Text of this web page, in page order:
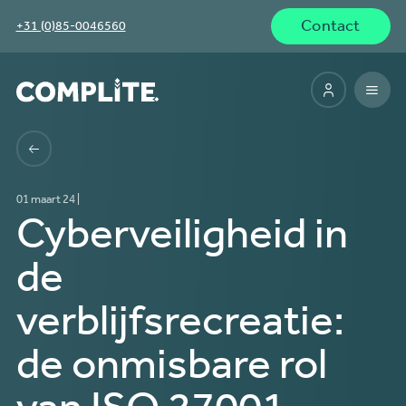
+31 (0)85-0046560 Contact
01 maart 24 |
Cyberveiligheid in
de
verblijfsrecreatie:
de onmisbare rol